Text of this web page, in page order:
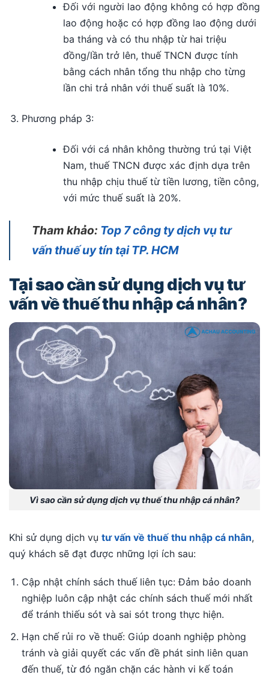
Đối với người lao động không có hợp đồng
lao động hoặc có hợp đồng lao động dưới
ba tháng và có thu nhập từ hai triệu
đồng/lần trở lên, thuế TNCN được tính
bằng cách nhân tổng thu nhập cho từng
lần chi trả nhân với thuế suất là 10%.
Phương pháp 3:
Đối với cá nhân không thường trú tại Việt
Nam, thuế TNCN được xác định dựa trên
thu nhập chịu thuế từ tiền lương, tiền công,
với mức thuế suất là 20%.
Tham khảo: Top 7 công ty dịch vụ tư
vấn thuế uy tín tại TP. HCM
Tại sao cần sử dụng dịch vụ tư
vấn về thuế thu nhập cá nhân?
Vì sao cần sử dụng dịch vụ thuế thu nhập cá nhân?
Khi sử dụng dịch vụ tư vấn về thuế thu nhập cá nhân,
quý khách sẽ đạt được những lợi ích sau:
Cập nhật chính sách thuế liên tục: Đảm bảo doanh
nghiệp luôn cập nhật các chính sách thuế mới nhất
để tránh thiếu sót và sai sót trong thực hiện.
Hạn chế rủi ro về thuế: Giúp doanh nghiệp phòng
tránh và giải quyết các vấn đề phát sinh liên quan
đến thuế, từ đó ngăn chặn các hành vi kế toán